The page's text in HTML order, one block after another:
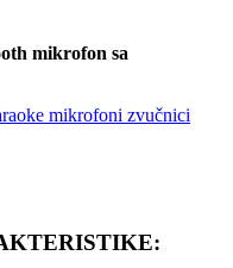
mikrofon sa
mikrofoni zvučnici